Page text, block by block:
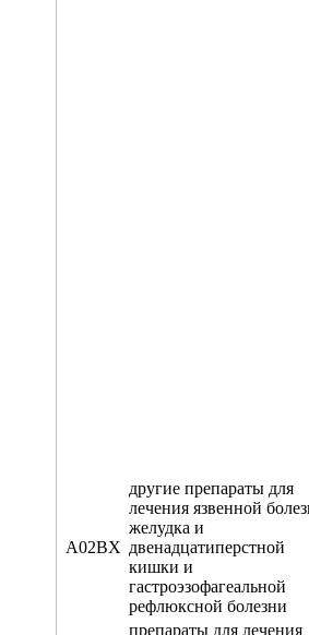
A02BX
другие препараты для
лечения язвенной
желудка и
двенадцатиперстной
кишки и
гастроэзофагеальной
рефлюксной болезни
препараты для лечения